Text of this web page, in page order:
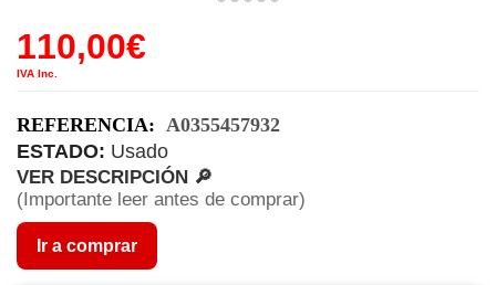
110,00€
IVA Inc.
REFERENCIA: A0355457932
ESTADO: Usado
VER DESCRIPCIÓN 🔎
(Importante leer antes de comprar)
Ir a comprar